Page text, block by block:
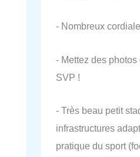
- Nombreux
- Mettez des
SVP !
- Très beau petit
infrastructures
pratique du sport